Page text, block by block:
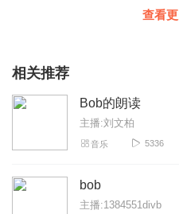
首评，我给满分。哈哈哈
优徐哲
对对对要1000000000000颗
2023-09-27
这里有个超好玩的游戏：
2022-08-28
查看
相关推荐
Bob的朗读
主播:刘文柏
音乐 5336
bob
主播:1384551divb